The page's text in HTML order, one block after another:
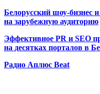
Белорусский шоу-бизнес
на зарубежную аудиторию
Эффективное PR и SEO
на десятках порталов в
Радио Аплюс Beat